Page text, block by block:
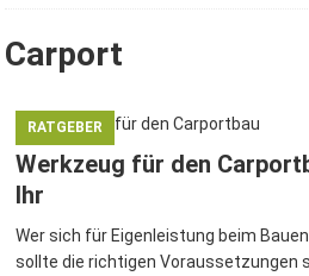
Carport
RATGEBER
Werkzeug für den
Ihr
Wer sich für Eigenleistung beim
sollte die richtigen Voraussetzungen